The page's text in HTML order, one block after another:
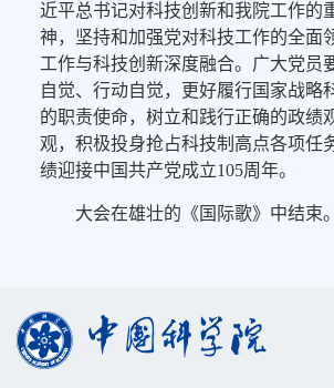
近平总书记对科技创新和我院工作的
神，坚持和加强党对科技工作的全面
工作与科技创新深度融合。广大党员
自觉、行动自觉，更好履行国家战略
的职责使命，树立和践行正确的政绩
观，积极投身抢占科技制高点各项任
绩迎接中国共产党成立105周年。
大会在雄壮的《国际歌》中结束。